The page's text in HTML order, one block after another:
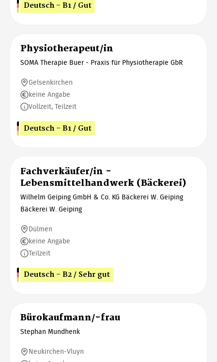
Deutsch - B1 / Gut
Physiotherapeut/in
SOMA Therapie Buer - Praxis für Physiotherapie GbR
Gelsenkirchen
keine Angabe
Vollzeit, Teilzeit
Deutsch - B1 / Gut
Fachverkäufer/in -
Lebensmittelhandwerk (Bäckerei)
Wilhelm Geiping GmbH & Co. KG Bäckerei W. Geiping
Bäckerei W. Geiping
Dülmen
keine Angabe
Teilzeit
Deutsch - B2 / Sehr gut
Bürokaufmann/-frau
Stephan Mundhenk
Neukirchen-Vluyn